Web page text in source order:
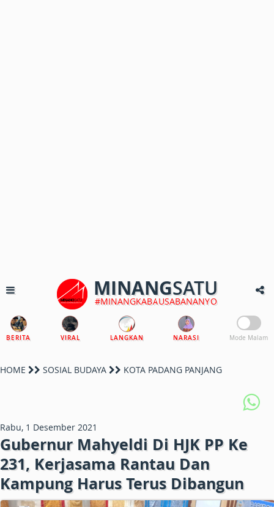
MINANGSATU
#MINANGKABAUSABANANYO
BERITA VIRAL LANGKAN NARASI Mode Malam
HOME SOSIAL BUDAYA KOTA PADANG PANJANG
Rabu, 1 Desember 2021
Gubernur Mahyeldi Di HJK PP Ke
231, Kerjasama Rantau Dan
Kampung Harus Terus Dibangun